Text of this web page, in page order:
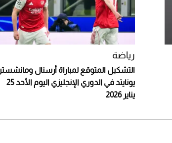
رياضة
التشكيل المتوقع لمباراة أرسنال ومانشستر
يونايتد في الدوري الإنجليزي اليوم الأحد 25
يناير 2026